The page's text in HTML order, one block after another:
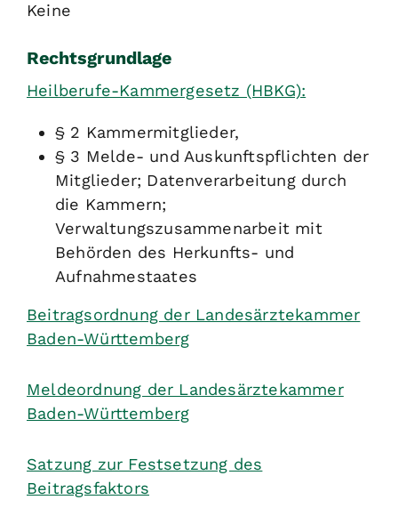
Keine
Rechtsgrundlage
Heilberufe-Kammergesetz (HBKG):
§ 2 Kammermitglieder,
§ 3 Melde- und Auskunftspflichten der
Mitglieder; Datenverarbeitung durch
die Kammern;
Verwaltungszusammenarbeit mit
Behörden des Herkunfts- und
Aufnahmestaates
Beitragsordnung der Landesärztekammer
Baden-Württemberg
Meldeordnung der Landesärztekammer
Baden-Württemberg
Satzung zur Festsetzung des
Beitragsfaktors